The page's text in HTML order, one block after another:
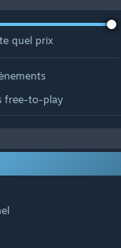
quel prix
free-to-play